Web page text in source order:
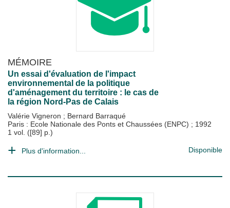
MÉMOIRE
Un essai d'évaluation de l'impact
environnemental de la politique
d'aménagement du territoire : le cas de
la région Nord-Pas de Calais
Valérie Vigneron ; Bernard Barraqué
Paris : Ecole Nationale des Ponts et Chaussées (ENPC) ; 1992
1 vol. ([89] p.)
Plus d'information... Disponible